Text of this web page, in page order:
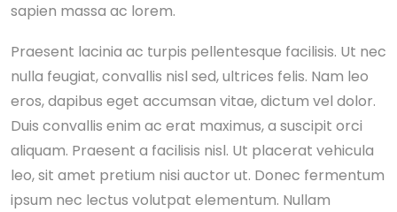
sapien massa ac lorem.
Praesent lacinia ac turpis pellentesque facilisis. Ut nec
nulla feugiat, convallis nisl sed, ultrices felis. Nam leo
eros, dapibus eget accumsan vitae, dictum vel dolor.
Duis convallis enim ac erat maximus, a suscipit orci
aliquam. Praesent a facilisis nisl. Ut placerat vehicula
leo, sit amet pretium nisi auctor ut. Donec fermentum
ipsum nec lectus volutpat elementum. Nullam